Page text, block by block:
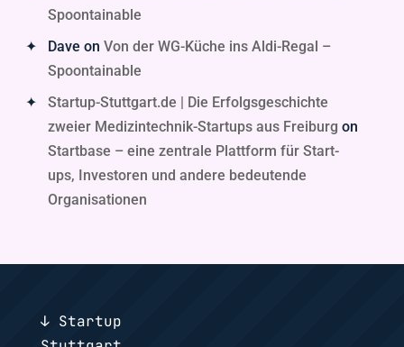
Spoontainable
Dave on Von der WG-Küche ins Aldi-Regal –
Spoontainable
Startup-Stuttgart.de | Die Erfolgsgeschichte
zweier Medizintechnik-Startups aus Freiburg on
Startbase – eine zentrale Plattform für Start-
ups, Investoren und andere bedeutende
Organisationen
↓ Startup